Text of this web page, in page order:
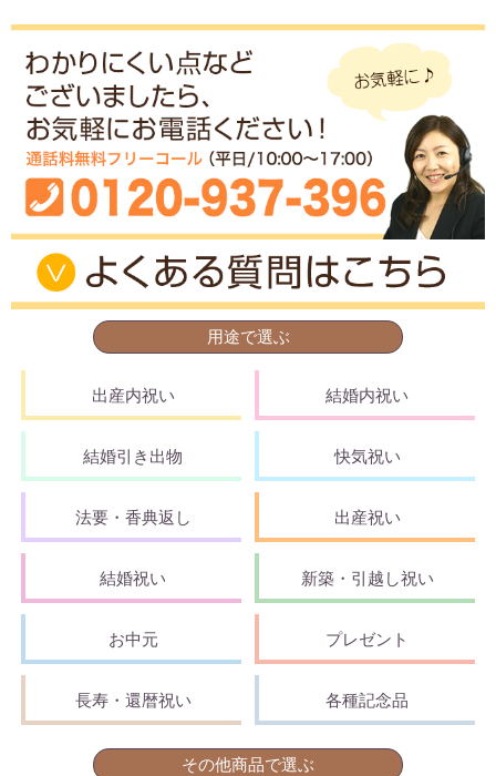
用途で選ぶ
出産内祝い 結婚内祝い
結婚引き出物 快気祝い
法要・香典返し 出産祝い
結婚祝い 新築・引越し祝い
お中元 プレゼント
長寿・還暦祝い 各種記念品
その他商品で選ぶ